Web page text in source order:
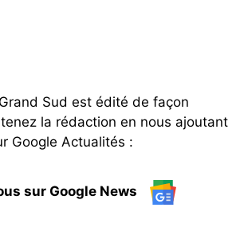
Sud est édité de façon
la rédaction en nous ajoutant
Google Actualités :
sur Google News